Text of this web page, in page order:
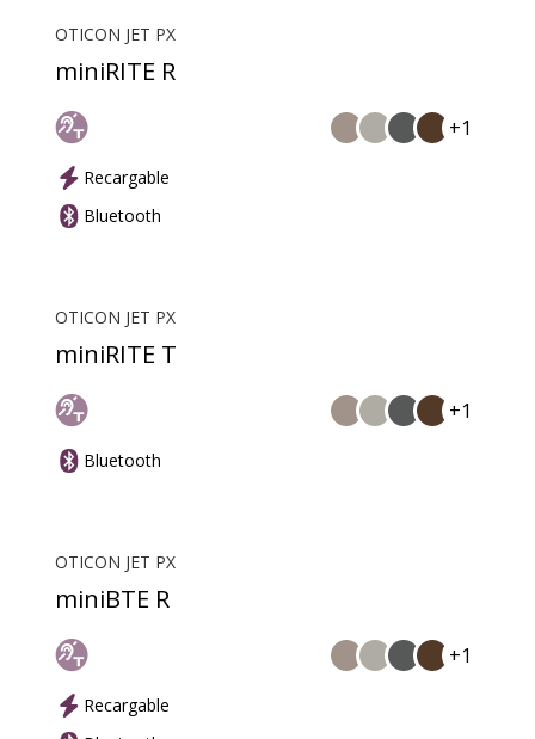
OTICON JET PX
miniRITE R
+1
Recargable
Bluetooth
OTICON JET PX
miniRITE T
+1
Bluetooth
OTICON JET PX
miniBTE R
+1
Recargable